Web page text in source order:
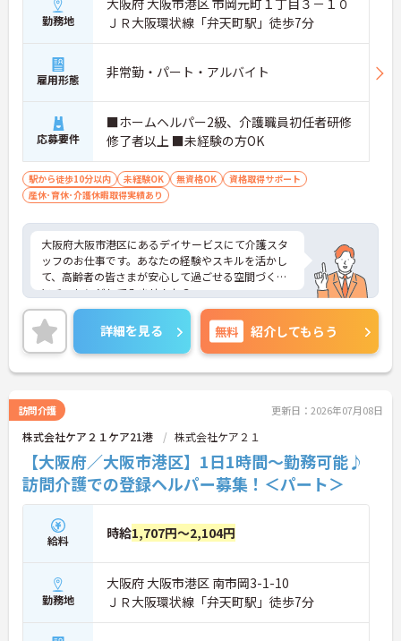
勤務地
大阪府 大阪市港区 市岡元町１丁目３－１０
ＪＲ大阪環状線「弁天町駅」徒歩7分
雇用形態 非常勤・パート・アルバイト
応募要件
■ホームヘルパー2級、介護職員初任者研修
修了者以上 ■未経験の方OK
駅から徒歩10分以内 未経験OK 無資格OK
資格取得サポート
産休･育休･介護休暇取得実績あり
大阪府大阪市港区にあるデイサービスにて介護スタ
ッフのお仕事です。あなたの経験やスキルを活かし
て、高齢者の皆さまが安心して過ごせる空間づくり
にチャレンジしてみませんか？
ご興味ある方には、面接対策ポイントなど、さらに
詳細をお話しいたしますのでお気軽にご相談くださ
い。
詳細を見る 無料 紹介してもらう
訪問介護 更新日：2026年07月08日
株式会社ケア２１ケア21港 株式会社ケア２１
【大阪府／大阪市港区】1日1時間～勤務可能♪
訪問介護での登録ヘルパー募集！＜パート＞
給料 時給1,707円～2,104円
勤務地
大阪府 大阪市港区 南市岡3-1-10
ＪＲ大阪環状線「弁天町駅」徒歩7分